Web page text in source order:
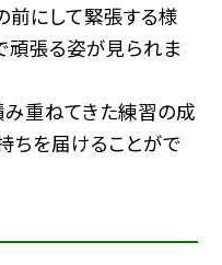
前にして緊張する様
頑張る姿が見られま
重ねてきた練習の成
ちを届けることがで